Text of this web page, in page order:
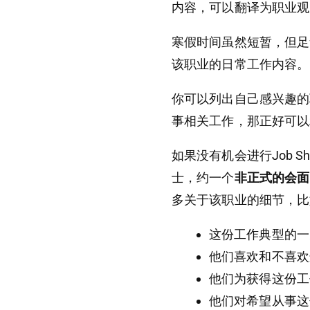
内容，可以翻译为职业
寒假时间虽然短暂，但
该职业的日常工作内容。
你可以列出自己感兴趣
事相关工作，那正好可
如果没有机会进行Job
士，约一个非正式的会面
多关于该职业的细节，
这份工作典型的
他们喜欢和不喜
他们为获得这份
他们对希望从事